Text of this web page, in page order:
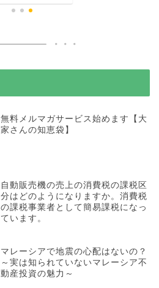
無料メルマガサービス始めます【大
家さんの知恵袋】
自動販売機の売上の消費税の課税区
分はどのようになりますか。消費税
の課税事業者として簡易課税になっ
ています。
マレーシアで地震の心配はないの？
～実は知られていないマレーシア不
動産投資の魅力～